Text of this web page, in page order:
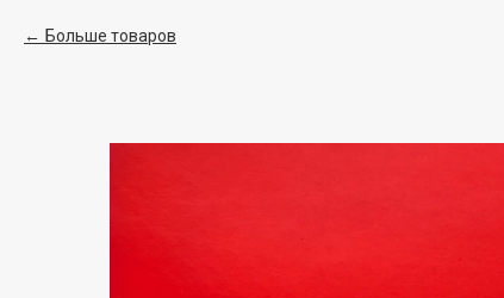
Больше товаров